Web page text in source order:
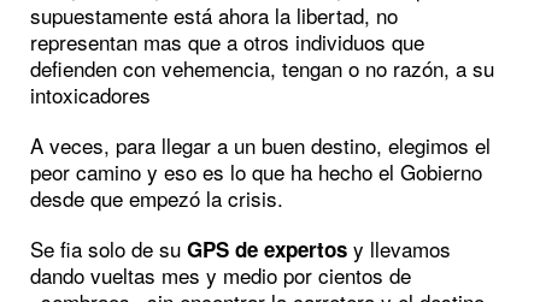
supuestamente está ahora la libertad, no
representan mas que a otros individuos que
defienden con vehemencia, tengan o no razón, a su
intoxicadores
A veces, para llegar a un buen destino, elegimos el
peor camino y eso es lo que ha hecho el Gobierno
desde que empezó la crisis.
Se fia solo de su GPS de expertos y llevamos
dando vueltas mes y medio por cientos de